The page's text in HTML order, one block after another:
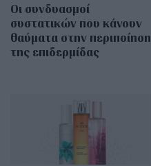
Οι συνδυασμοί
συστατικών που κάνουν
θαύματα στην περιποίηση
της επιδερμίδας